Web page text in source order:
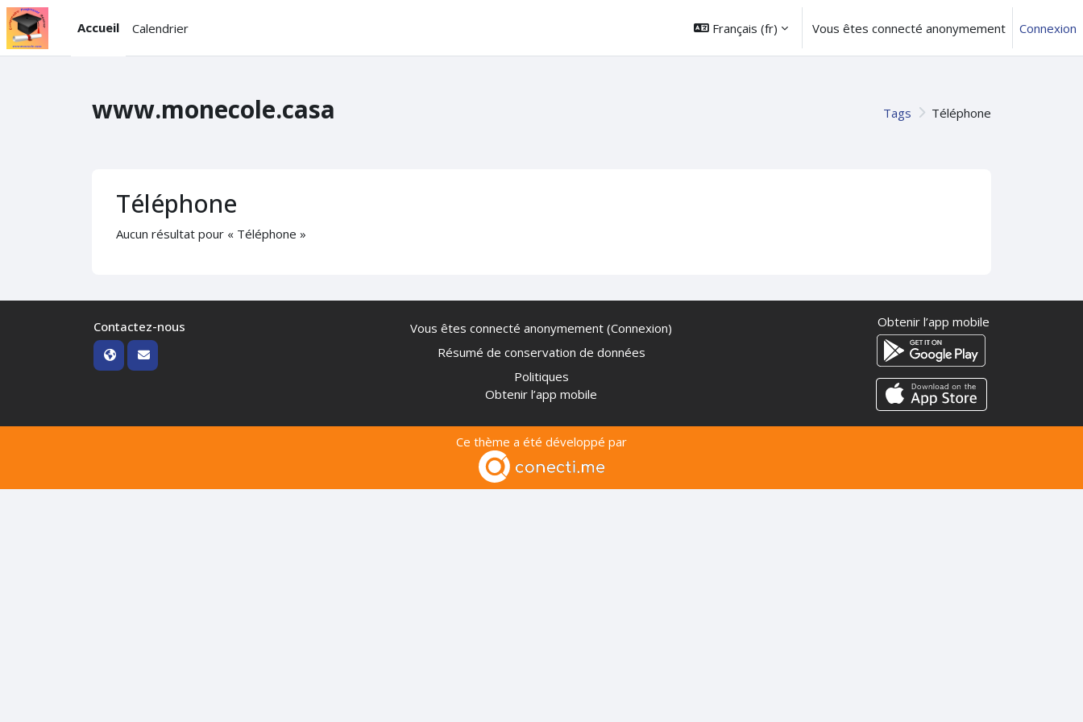
Passer au contenu principal
Accueil
Calendrier Français ‎(fr)‎ Vous êtes connecté anonymement Connexion
www.monecole.casa Tags Téléphone
Téléphone
Aucun résultat pour « Téléphone »
Contactez-nous Vous êtes connecté anonymement (Connexion)
Résumé de conservation de données
Politiques
Obtenir l’app mobile
Obtenir l’app mobile
Ce thème a été développé par